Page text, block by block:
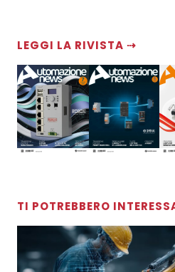
LEGGI LA RIVISTA ⇢
TI POTREBBERO